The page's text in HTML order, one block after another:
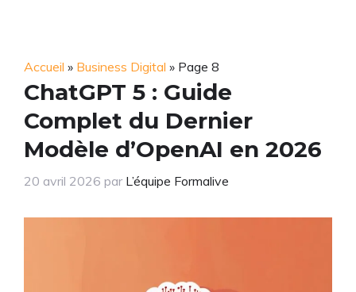
Accueil » Business Digital » Page 8
ChatGPT 5 : Guide
Complet du Dernier
Modèle d’OpenAI en 2026
20 avril 2026 par L’équipe Formalive